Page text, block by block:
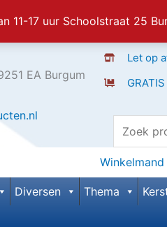
11-17 uur Schoolstraat 25
EA Burgum
Let op
Zoeken
Winkelmand
Diversen Thema